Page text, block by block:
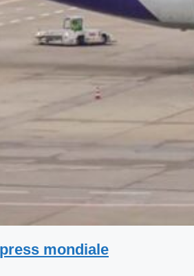
mondiale